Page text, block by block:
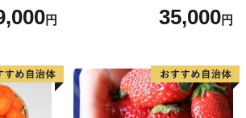
は暖かい海と冷たい海の接するところ
ンは沖縄やフィリピンなどとよく似た
を見せますが、冬からは海藻が生い茂
熱帯的景観が混じる珍しい景観を見せ
円 35,000円